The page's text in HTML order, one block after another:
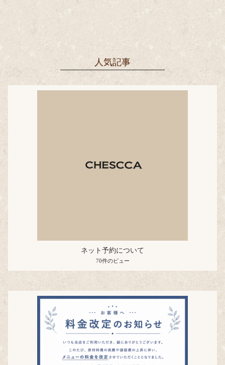
人気記事
ネット予約について
70件のビュー